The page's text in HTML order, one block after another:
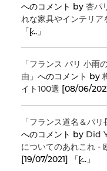
へのコメント by 杏パ
れな家具やインテリ
「[̷...」
「フランス パリ 小雨
由」 へのコメント by
イト100選 [08/06/
「フランス道名＆パ
へのコメント by Did
についてのあれこれ -
[19/07/2021] 「[̷...」